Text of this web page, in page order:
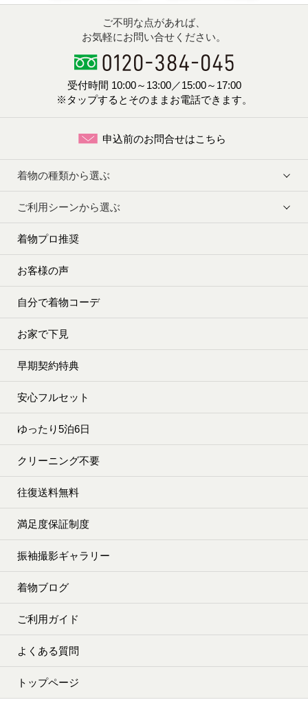
ご不明な点があれば、
お気軽にお問い合せください。
受付時間 10:00～13:00／15:00～17:00
※タップするとそのままお電話できます。
申込前のお問合せはこちら
着物の種類から選ぶ
ご利用シーンから選ぶ
着物プロ推奨
お客様の声
自分で着物コーデ
お家で下見
早期契約特典
安心フルセット
ゆったり5泊6日
クリーニング不要
往復送料無料
満足度保証制度
振袖撮影ギャラリー
着物ブログ
ご利用ガイド
よくある質問
トップページ